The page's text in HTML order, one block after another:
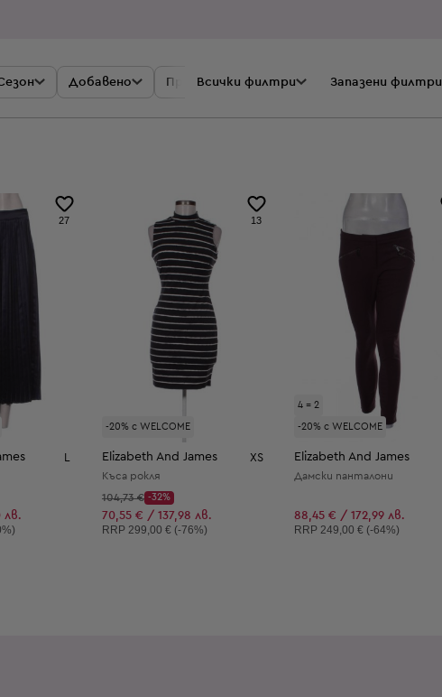
Добавено Промоции Цена
Всички филтри Запазени филтри
27
лв.
-20% с WELCOME
13
Elizabeth And James XS
Къса рокля
Начална цена:
104,73 €
Discount Price:
-32%
Намалена цена:
70,55 € / 137,98 лв.
Препоръчителна цена:
RRP 299,00 € (-76%)
4 = 2
-20% с WELCOME
Elizabeth And James
Дамски панталони
88,45 € / 172,99 лв.
Препоръчителна цена:
RRP249,00 € (-64%)